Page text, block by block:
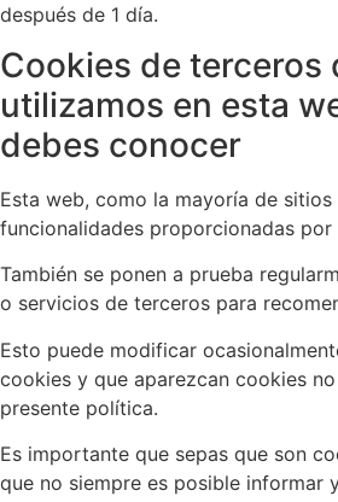
después de 1 día.
Cookies de terceros
utilizamos en esta
debes conocer
Esta web, como la mayoría de
funcionalidades proporcionadas por
También se ponen a prueba
o servicios de terceros para
Esto puede modificar
cookies y que aparezcan cookies
presente política.
Es importante que sepas que son
que no siempre es posible informar